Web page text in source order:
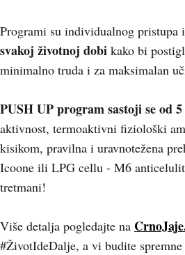
Programi su individualnog pristupa i
svakoj životnoj dobi kako bi
minimalno truda i za maksimalan
PUSH UP program sastoji se od
aktivnost, termoaktivni fiziološki
kisikom, pravilna i uravnotežena
Icoone ili LPG cellu - M6
tretmani!
Više detalja pogledajte na
#ŽivotIdeDalje, a vi budite spremne